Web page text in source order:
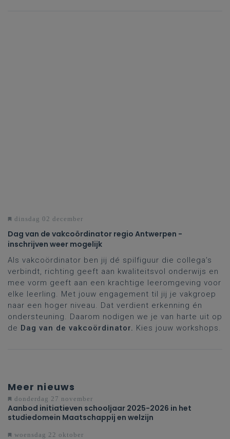
dinsdag 02 december
Dag van de vakcoördinator regio Antwerpen -
inschrijven weer mogelijk
Als vakcoördinator ben jij dé spilfiguur die collega’s
verbindt, richting geeft aan kwaliteitsvol onderwijs en
mee vorm geeft aan een krachtige leeromgeving voor
elke leerling. Met jouw engagement til jij je vakgroep
naar een hoger niveau. Dat verdient erkenning én
ondersteuning. Daarom nodigen we je van harte uit op
de Dag van de vakcoördinator. Kies jouw workshops.
Meer nieuws
donderdag 27 november
Aanbod initiatieven schooljaar 2025-2026 in het
studiedomein Maatschappij en welzijn
woensdag 22 oktober